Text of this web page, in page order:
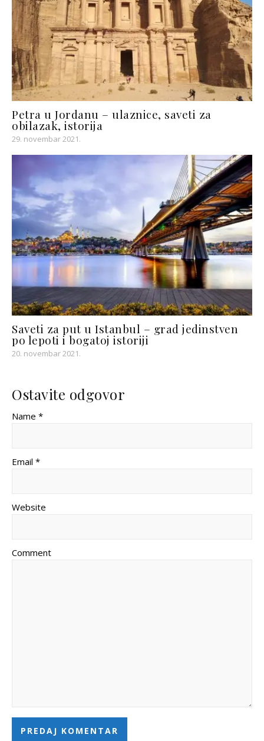
Petra u Jordanu – ulaznice, saveti za
obilazak, istorija
29. novembar 2021.
Saveti za put u Istanbul – grad jedinstven
po lepoti i bogatoj istoriji
20. novembar 2021.
Ostavite odgovor
Name *
Email *
Website
Comment